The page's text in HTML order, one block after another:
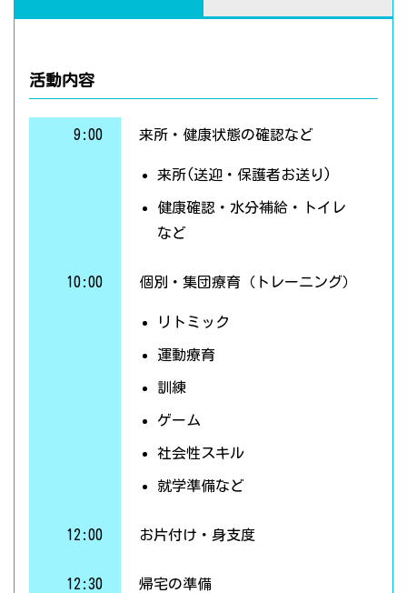
活動内容
9:00 来所・健康状態の確認など
来所(送迎・保護者お送り)
健康確認・水分補給・トイレ
など
10:00 個別・集団療育（トレーニング）
リトミック
運動療育
訓練
ゲーム
社会性スキル
就学準備など
12:00 お片付け・身支度
12:30 帰宅の準備